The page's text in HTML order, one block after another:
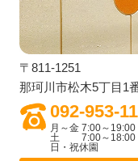
〒811-1251
那珂川市松木5丁目1
092-953-
月～金 7:00～19:00
土 7:00～18:00
日・祝休園